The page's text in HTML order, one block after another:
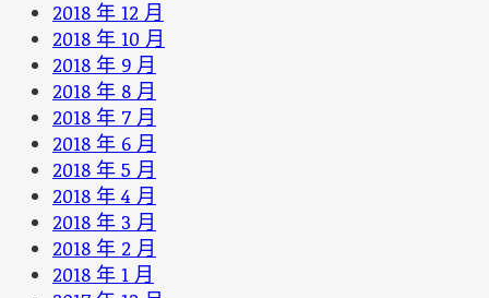
2018 年 12 月
2018 年 10 月
2018 年 9 月
2018 年 8 月
2018 年 7 月
2018 年 6 月
2018 年 5 月
2018 年 4 月
2018 年 3 月
2018 年 2 月
2018 年 1 月